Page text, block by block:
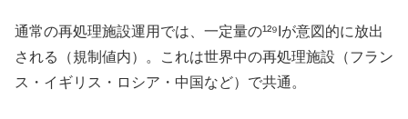
通常の再処理施設運用では、一定量の¹²⁹Iが意図的に放出
される（規制値内）。これは世界中の再処理施設（フラン
ス・イギリス・ロシア・中国など）で共通。